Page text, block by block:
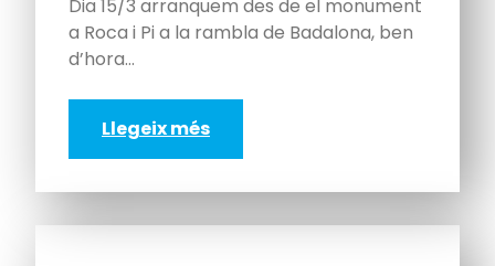
Dia 15/3 arranquem des de el monument
a Roca i Pi a la rambla de Badalona, ben
d’hora…
Llegeix més